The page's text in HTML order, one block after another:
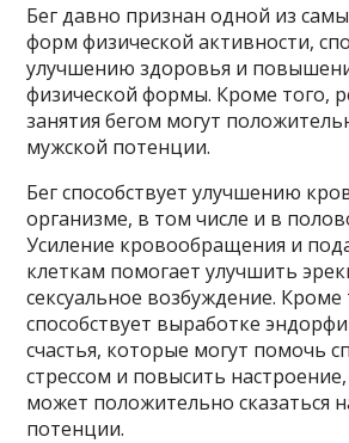
Бег давно признан одной из
форм физической активности,
улучшению здоровья и
физической формы. Кроме того,
занятия бегом могут
мужской потенции.
Бег способствует улучшению
организме, в том числе и в
Усиление кровообращения и
клеткам помогает улучшить
сексуальное возбуждение. Кроме
способствует выработке
счастья, которые могут помочь
стрессом и повысить
может положительно сказаться
потенции.